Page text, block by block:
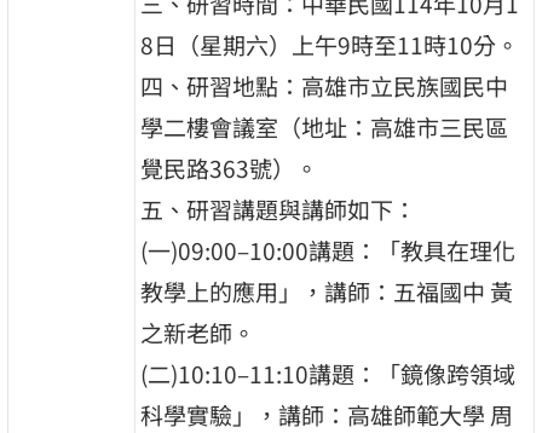
8日（星期六）上午9時至11時10分。
四、研習地點：高雄市立民族國民中
學二樓會議室（地址：高雄市三民區
覺民路363號）。
五、研習講題與講師如下：
(一)09:00–10:00講題：「教具在理化
教學上的應用」，講師：五福國中 黃
之新老師。
(二)10:10–11:10講題：「鏡像跨領域
科學實驗」，講師：高雄師範大學 周